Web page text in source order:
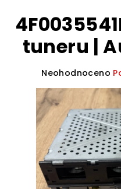
tuneru |
Průměrné
produktu
je
0,0
5
hvězdiček.
Neohodnoceno